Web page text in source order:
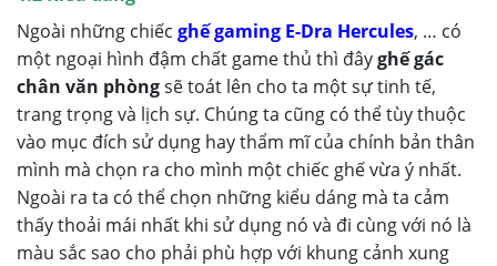
Ngoài những chiếc ghế gaming E-Dra Hercules, … có
một ngoại hình đậm chất game thủ thì đâyghế gác
chân văn phòngsẽ toát lên cho ta một sự tinh tế,
trang trọng và lịch sự. Chúng ta cũng có thể tùy thuộc
vào mục đích sử dụng hay thẩm mĩ của chính bản thân
mình mà chọn ra cho mình một chiếc ghế vừa ý nhất.
Ngoài ra ta có thể chọn những kiểu dáng mà ta cảm
thấy thoải mái nhất khi sử dụng nó và đi cùng với nó là
màu sắc sao cho phải phù hợp với khung cảnh xung